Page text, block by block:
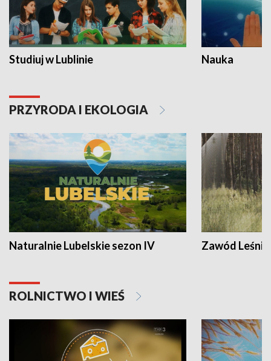
Studiuj w Lublinie Nauka
PRZYRODA I EKOLOGIA
Naturalnie Lubelskie sezon IV Zawód Leśnik
ROLNICTWO I WIEŚ